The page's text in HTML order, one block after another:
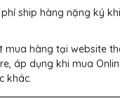
ship hàng nặng ký
mua hàng tại website
áp dụng khi mua
khác.